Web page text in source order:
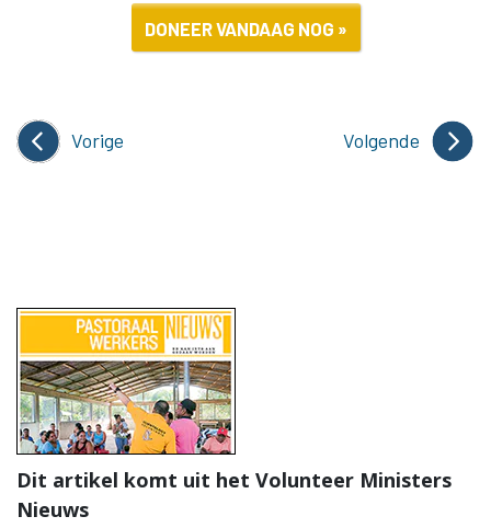
DONEER VANDAAG NOG »
Vorige Volgende
Dit artikel komt uit het Volunteer Ministers
Nieuws